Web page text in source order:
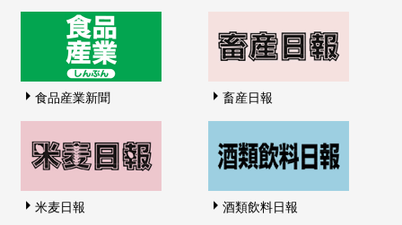
食品産業新聞 畜産日報
米麦日報 酒類飲料日報